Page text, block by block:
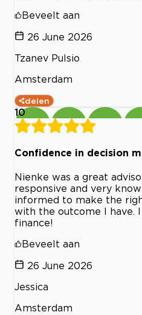
Beveelt aan
26 June 2026
Tzanev Pulsio
Amsterdam
delen
10
Confidence in decision
Nienke was a great
responsive and very
informed to make the
with the outcome I have.
finance!
Beveelt aan
26 June 2026
Jessica
Amsterdam